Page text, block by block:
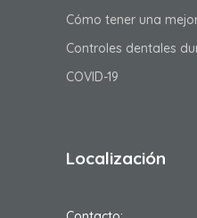
Cómo tener una
Controles dentales
COVID-19
Localización